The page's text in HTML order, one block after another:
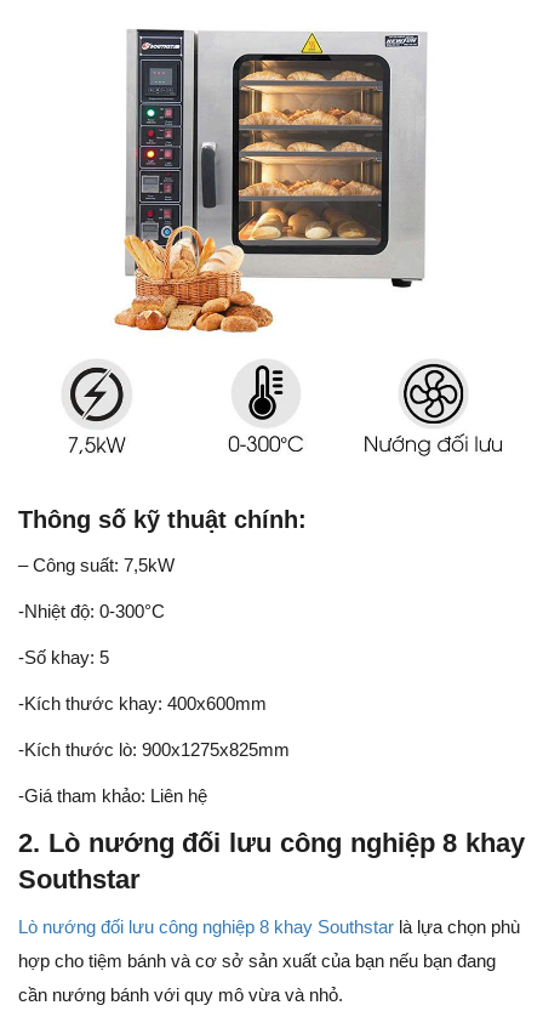
Thông số kỹ thuật chính:
– Công suất: 7,5kW
-Nhiệt độ: 0-300°C
-Số khay: 5
-Kích thước khay: 400x600mm
-Kích thước lò: 900x1275x825mm
-Giá tham khảo: Liên hệ
2. Lò nướng đối lưu công nghiệp 8 khay
Southstar
Lò nướng đối lưu công nghiệp 8 khay Southstar là lựa chọn phù
hợp cho tiệm bánh và cơ sở sản xuất của bạn nếu bạn đang
cần nướng bánh với quy mô vừa và nhỏ.